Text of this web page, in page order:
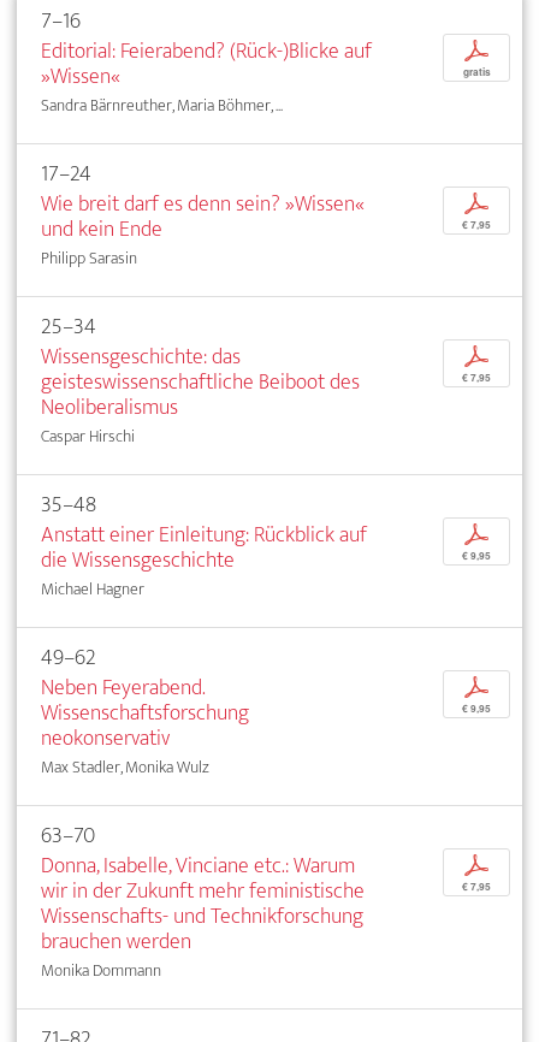
7–16
Editorial: Feierabend? (Rück-)Blicke auf
»Wissen«
Sandra Bärnreuther, Maria Böhmer, ...
p
gratis
17–24
Wie breit darf es denn sein? »Wissen«
und kein Ende
Philipp Sarasin
p
€ 7,95
25–34
Wissensgeschichte: das
geisteswissenschaftliche Beiboot des
Neoliberalismus
Caspar Hirschi
p
€ 7,95
35–48
Anstatt einer Einleitung: Rückblick auf
die Wissensgeschichte
Michael Hagner
p
€ 9,95
49–62
Neben Feyerabend.
Wissenschaftsforschung
neokonservativ
Max Stadler, Monika Wulz
p
€ 9,95
63–70
Donna, Isabelle, Vinciane etc.: Warum
wir in der Zukunft mehr feministische
Wissenschafts- und Technikforschung
brauchen werden
Monika Dommann
p
€ 7,95